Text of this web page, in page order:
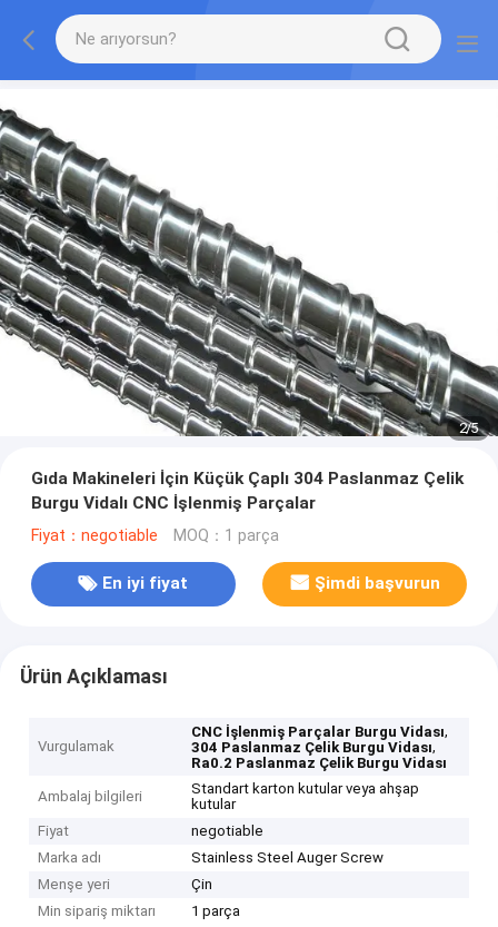
2/5
Gıda Makineleri İçin Küçük Çaplı 304 Paslanmaz Çelik
Burgu Vidalı CNC İşlenmiş Parçalar
Fiyat：negotiable MOQ：1 parça
En iyi fiyat Şimdi başvurun
Ürün Açıklaması
Vurgulamak
CNC İşlenmiş Parçalar Burgu Vidası,
304 Paslanmaz Çelik Burgu Vidası,
Ra0.2 Paslanmaz Çelik Burgu Vidası
Ambalaj bilgileri
Standart karton kutular veya ahşap
kutular
Fiyat
negotiable
Marka adı
Stainless Steel Auger Screw
Menşe yeri
Çin
Min sipariş miktarı
1 parça